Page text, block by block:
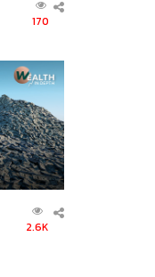
170
2.6K